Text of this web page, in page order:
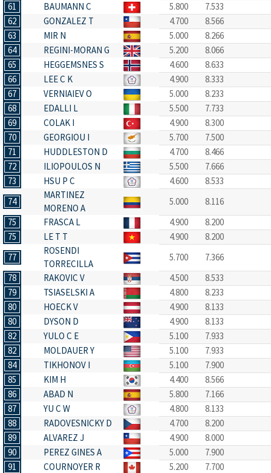
61
BAUMANN C 5.800
7.533
62
GONZALEZ T 4.700
8.566
63
MIR N 5.000
8.266
64
REGINI-MORAN G 5.200
8.066
65
HEGGEMSNES S 4.600
8.633
66
LEE C K 4.900
8.333
67
VERNIAIEV O 5.000
8.233
68
EDALLI L 5.500
7.733
69
COLAK I 4.900
8.300
70
GEORGIOU I 5.700
7.500
71
HUDDLESTON D 4.700
8.466
72
ILIOPOULOS N 5.500
7.666
73
HSU P C 4.600
8.533
74
MARTINEZ
MORENO A
5.000
8.116
75
FRASCA L 4.900
8.200
75
LE T T 4.900
8.200
77
ROSENDI
TORRECILLA
5.700
7.366
78
RAKOVIC V 4.500
8.533
79
TSIASELSKI A 4.800
8.233
80
HOECK V 4.900
8.133
80
DYSON D 4.900
8.133
82
YULO C E 5.100
7.933
82
MOLDAUER Y 5.100
7.933
84
TIKHONOV I 5.100
7.900
85
KIM H 4.400
8.566
86
ABAD N 5.800
7.166
87
YU C W 4.800
8.133
88
RADOVESNICKY D 4.700
8.200
89
ALVAREZ J 4.900
8.000
90
PEREZ GINES A 5.000
7.900
91
COURNOYER R 5.200
7.700